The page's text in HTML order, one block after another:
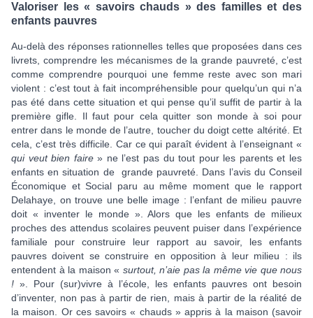
Valoriser les « savoirs chauds » des familles et des
enfants pauvres
Au-delà des réponses rationnelles telles que proposées dans ces
livrets, comprendre les mécanismes de la grande pauvreté, c’est
comme comprendre pourquoi une femme reste avec son mari
violent : c’est tout à fait incompréhensible pour quelqu’un qui n’a
pas été dans cette situation et qui pense qu’il suffit de partir à la
première gifle. Il faut pour cela quitter son monde à soi pour
entrer dans le monde de l’autre, toucher du doigt cette altérité. Et
cela, c’est très difficile. Car ce qui paraît évident à l’enseignant «
qui veut bien faire» ne l’est pas du tout pour les parents et les
enfants en situation de grande pauvreté. Dans l’avis du Conseil
Économique et Social paru au même moment que le rapport
Delahaye, on trouve une belle image : l’enfant de milieu pauvre
doit « inventer le monde ». Alors que les enfants de milieux
proches des attendus scolaires peuvent puiser dans l’expérience
familiale pour construire leur rapport au savoir, les enfants
pauvres doivent se construire en opposition à leur milieu : ils
entendent à la maison « surtout, n’aie pas la même vie que nous
! ». Pour (sur)vivre à l’école, les enfants pauvres ont besoin
d’inventer, non pas à partir de rien, mais à partir de la réalité de
la maison. Or ces savoirs « chauds » appris à la maison (savoir